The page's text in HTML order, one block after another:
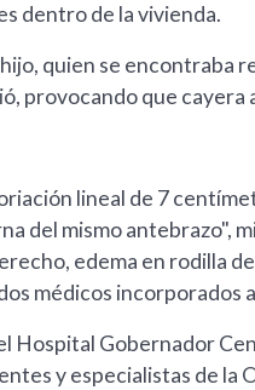
dentro de la vivienda.
quien se encontraba
provocando que cayera
lineal de 7
del mismo antebrazo",
edema en rodilla
médicos incorporados
Hospital Gobernador
y especialistas de la